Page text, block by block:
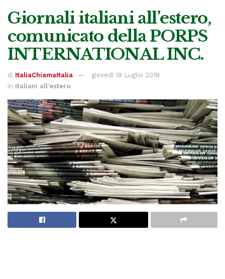
Giornali italiani all’estero,
comunicato della PORPS
INTERNATIONAL INC.
di ItaliaChiamaItalia
giovedì 19 Luglio 2018
in Italiani all'estero